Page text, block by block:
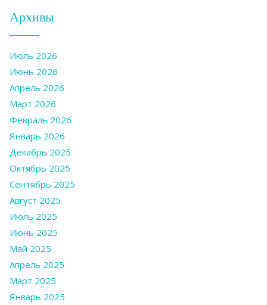
Архивы
Июль 2026
Июнь 2026
Апрель 2026
Март 2026
Февраль 2026
Январь 2026
Декабрь 2025
Октябрь 2025
Сентябрь 2025
Август 2025
Июль 2025
Июнь 2025
Май 2025
Апрель 2025
Март 2025
Январь 2025